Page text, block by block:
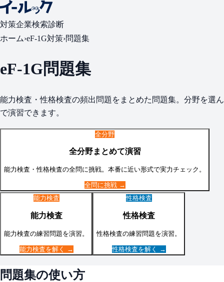
対策企業検索診断
ホーム›eF-1G対策›問題集
eF-1G問題集
能力検査・性格検査の頻出問題をまとめた問題集。分野を選ん
で演習できます。
全分野
全分野まとめて演習
能力検査・性格検査の全問に挑戦。本番に近い形式で実力チェック。
全問に挑戦 →
能力検査
能力検査
能力検査の練習問題を演習。
能力検査を解く →
性格検査
性格検査
性格検査の練習問題を演習。
性格検査を解く →
問題集の使い方